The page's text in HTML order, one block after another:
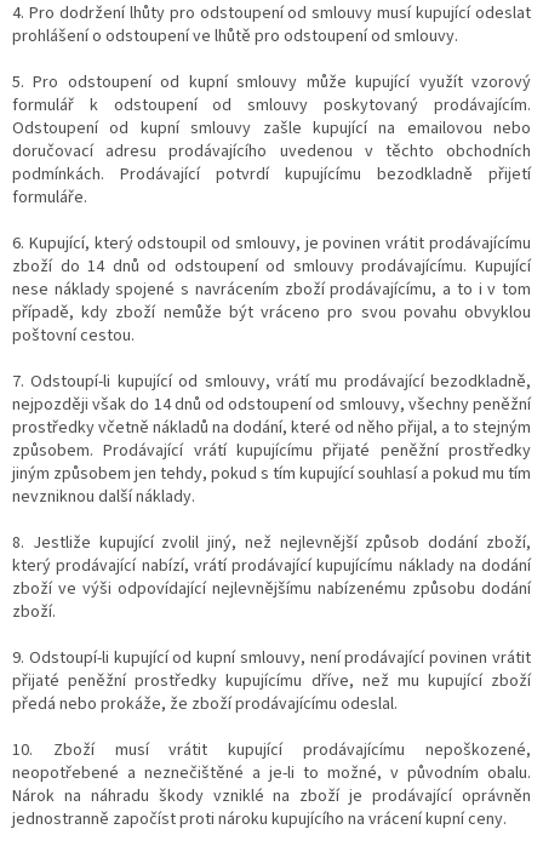
4. Pro dodržení lhůty pro odstoupení od smlouvy musí kupující odeslat
prohlášení o odstoupení ve lhůtě pro odstoupení od smlouvy.
5. Pro odstoupení od kupní smlouvy může kupující využít vzorový
formulář k odstoupení od smlouvy poskytovaný prodávajícím.
Odstoupení od kupní smlouvy zašle kupující na emailovou nebo
doručovací adresu prodávajícího uvedenou v těchto obchodních
podmínkách. Prodávající potvrdí kupujícímu bezodkladně přijetí
formuláře.
6. Kupující, který odstoupil od smlouvy, je povinen vrátit prodávajícímu
zboží do 14 dnů od odstoupení od smlouvy prodávajícímu. Kupující
nese náklady spojené s navrácením zboží prodávajícímu, a to i v tom
případě, kdy zboží nemůže být vráceno pro svou povahu obvyklou
poštovní cestou.
7. Odstoupí-li kupující od smlouvy, vrátí mu prodávající bezodkladně,
nejpozději však do 14 dnů od odstoupení od smlouvy, všechny peněžní
prostředky včetně nákladů na dodání, které od něho přijal, a to stejným
způsobem. Prodávající vrátí kupujícímu přijaté peněžní prostředky
jiným způsobem jen tehdy, pokud s tím kupující souhlasí a pokud mu tím
nevzniknou další náklady.
8. Jestliže kupující zvolil jiný, než nejlevnější způsob dodání zboží,
který prodávající nabízí, vrátí prodávající kupujícímu náklady na dodání
zboží ve výši odpovídající nejlevnějšímu nabízenému způsobu dodání
zboží.
9. Odstoupí-li kupující od kupní smlouvy, není prodávající povinen vrátit
přijaté peněžní prostředky kupujícímu dříve, než mu kupující zboží
předá nebo prokáže, že zboží prodávajícímu odeslal.
10. Zboží musí vrátit kupující prodávajícímu nepoškozené,
neopotřebené a neznečištěné a je-li to možné, v původním obalu.
Nárok na náhradu škody vzniklé na zboží je prodávající oprávněn
jednostranně započíst proti nároku kupujícího na vrácení kupní ceny.